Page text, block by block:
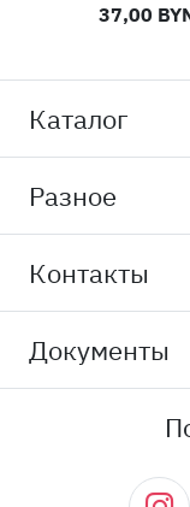
37,00
Каталог
Разное
Контакты
Документы